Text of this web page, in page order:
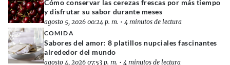
Cómo conservar las cerezas frescas por más tiempo
y disfrutar su sabor durante meses
agosto 5, 2026 00:24 p. m. • 4 minutos de lectura
COMIDA
Sabores del amor: 8 platillos nupciales fascinantes
alrededor del mundo
agosto 4, 2026 07:53 p. m. • 4 minutos de lectura